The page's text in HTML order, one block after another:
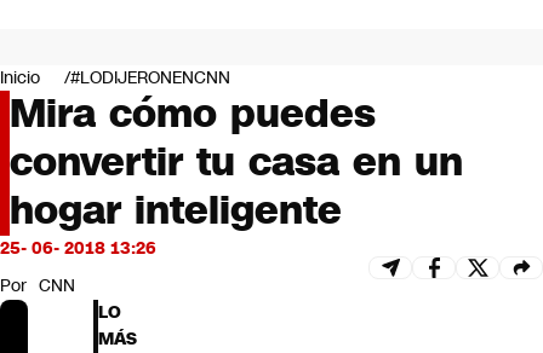
Negocios
Deportes
Programas completos
Cultura
Servicios
Bits
CNN Data
CNN tiempo
Futuro 360
Opinión
Inicio #LODIJERONENCNN
Mira cómo puedes
convertir tu casa en un
hogar inteligente
25- 06- 2018 13:26
Por CNN
LO
MÁS